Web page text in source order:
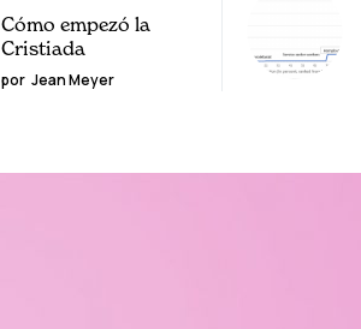
Cómo empezó la
Cristiada
por Jean Meyer